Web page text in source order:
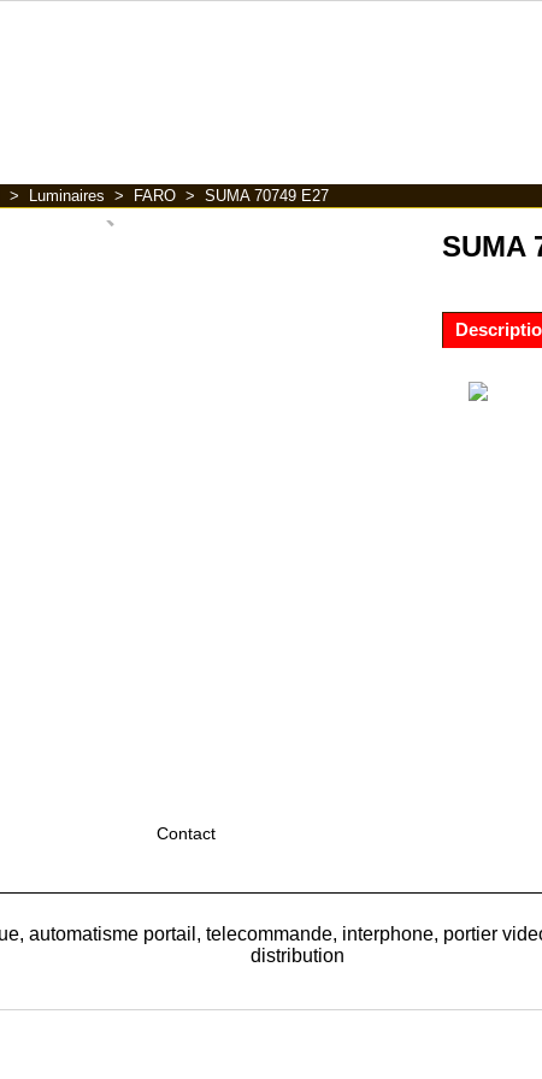
> Luminaires > FARO > SUMA 70749 E27
SUMA
Contact
automatisme portail, telecommande, interphone, portier
distribution